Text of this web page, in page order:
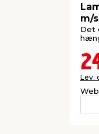
m/
Det
Lev.